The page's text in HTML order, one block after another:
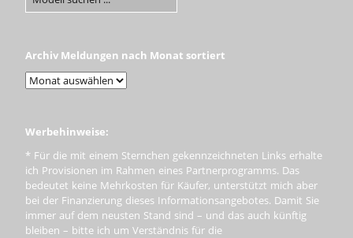
Archiv Meldungen nach Monat sortiert
Werbehinweise:
* Für die mit einem Sternchen gekennzeichneten Links erhalte
ich Provisionen im Rahmen eines Partnerprogramms. Das
bedeutet keine Mehrkosten für Käufer, unterstützt mich aber
bei der Finanzierung dieses Informationsangebotes. Damit Sie
immer auf dem neusten Stand sind – und das auch künftig
bleiben – bitte ich um Verständnis für die